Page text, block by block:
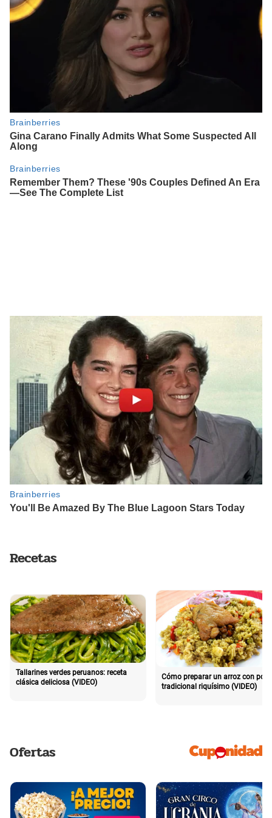
Recetas
Tallarines verdes peruanos: receta
clásica deliciosa (VIDEO)
Cómo preparar un arroz con pollo
tradicional riquísimo (VIDEO)
Ofertas